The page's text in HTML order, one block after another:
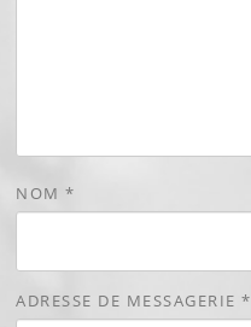
NOM*
ADRESSE DE MESSAGERIE*